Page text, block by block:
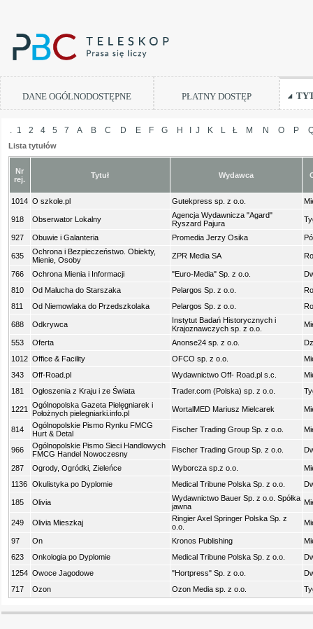
DANE OGÓLNODOSTĘPNE PŁATNY DOSTĘP
. 1 2 4 5 7 A B C D E F G H J K L Ł M N O P
Lista tytułów
Nr
rej.
Tytuł Wydawca
1014 O szkole.pl Gutekpress sp. z o.o.
918 Obserwator Lokalny
Agencja Wydawnicza "Agard"
Ryszard Pajura
927 Obuwie i Galanteria Promedia Jerzy Osika
635
Ochrona i Bezpieczeństwo. Obiekty,
Mienie, Osoby
ZPR Media SA
766 Ochrona Mienia i Informacji "Euro-Media" Sp. z o.o.
810
Od Malucha do Starszaka Pelargos Sp. z o.o.
811
Od Niemowlaka do Przedszkolaka Pelargos Sp. z o.o.
688 Odkrywca
Instytut Badań Historycznych i
Krajoznawczych sp. z o.o.
553 Oferta Anonse24 sp. z o.o.
1012 Office & Facility OFCO sp. z o.o.
343
Off-Road.pl Wydawnictwo Off- Road.pl s.c.
181
Ogłoszenia z Kraju i ze Świata Trader.com (Polska) sp. z o.o.
1221
Ogólnopolska Gazeta Pielęgniarek i
Położnych pielegniarki.info.pl
WortalMED Mariusz Mielcarek
814
Ogólnopolskie Pismo Rynku FMCG
Hurt & Detal
Fischer Trading Group Sp. z o.o.
966
Ogólnopolskie Pismo Sieci Handlowych
FMCG Handel Nowoczesny
Fischer Trading Group Sp. z o.o.
287 Ogrody, Ogródki, Zieleńce Wyborcza sp.z o.o.
1136 Okulistyka po Dyplomie Medical Tribune Polska Sp. z o.o.
185 Olivia
Wydawnictwo Bauer Sp. z o.o. Spółka
jawna
249 Olivia Mieszkaj
Ringier Axel Springer Polska Sp. z
o.o.
97 On Kronos Publishing
623
Onkologia po Dyplomie Medical Tribune Polska Sp. z o.o.
1254 Owoce Jagodowe "Hortpress" Sp. z o.o.
717
Ozon Ozon Media sp. z o.o.